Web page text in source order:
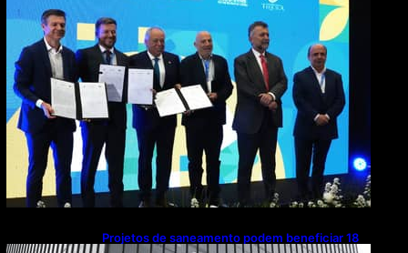
Projetos de saneamento podem beneficiar 18